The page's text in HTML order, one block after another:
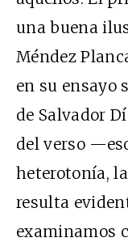
una buena
Méndez
en su ensayo
de Salvador
del verso
heterotonía,
resulta
examinamos